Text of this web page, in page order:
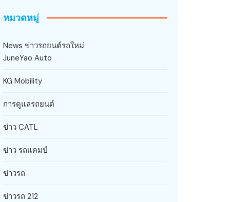
หมวดหมู่
News ข่าวรถยนต์รถใหม่
JuneYao Auto
KG Mobility
การดูแลรถยนต์
ข่าว CATL
ข่าว รถแคมป์
ข่าวรถ
ข่าวรถ 212